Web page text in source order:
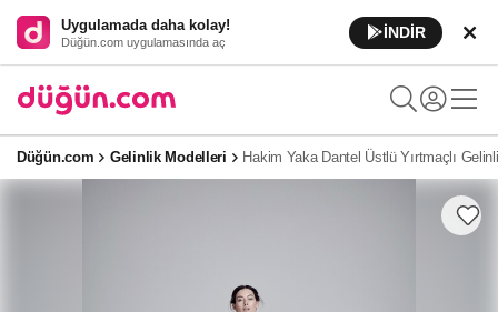
Uygulamada daha kolay!
Düğün.com uygulamasında aç
İNDİR
Düğün.com Gelinlik Modelleri Hakim Yaka Dantel Üstlü Yırtmaçlı